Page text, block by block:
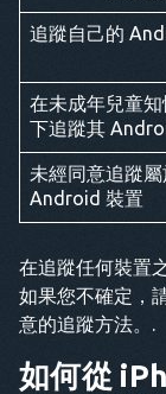
追蹤自己的
在未成年兒童
下追蹤其
未經同意追蹤
Android 裝置
在追蹤任何裝置
如果您不確定，
意的追蹤方法。.
如何從